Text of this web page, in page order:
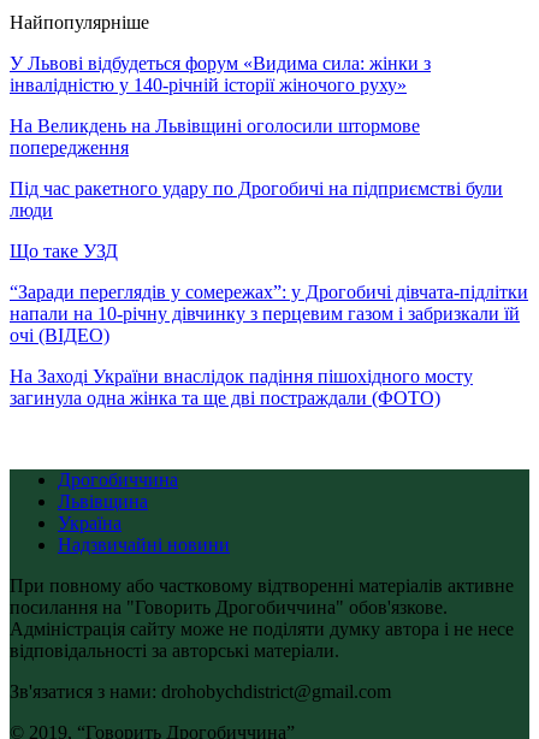
Найпопулярніше
У Львові відбудеться форум «Видима сила: жінки з
інвалідністю у 140-річній історії жіночого руху»
На Великдень на Львівщині оголосили штормове
попередження
Під час ракетного удару по Дрогобичі на підприємстві були
люди
Що таке УЗД
“Заради переглядів у сомережах”: у Дрогобичі дівчата-підлітки
напали на 10-річну дівчинку з перцевим газом і забризкали їй
очі (ВІДЕО)
На Заході України внаслідок падіння пішохідного мосту
загинула одна жінка та ще дві постраждали (ФОТО)
Дрогобиччина
Львівщина
Україна
Надзвичайні новини
При повному або частковому відтворенні матеріалів активне
посилання на "Говорить Дрогобиччина" обов'язкове.
Адміністрація сайту може не поділяти думку автора і не несе
відповідальності за авторські матеріали.
Зв'язатися з нами: drohobychdistrict@gmail.com
© 2019, “Говорить Дрогобиччина”